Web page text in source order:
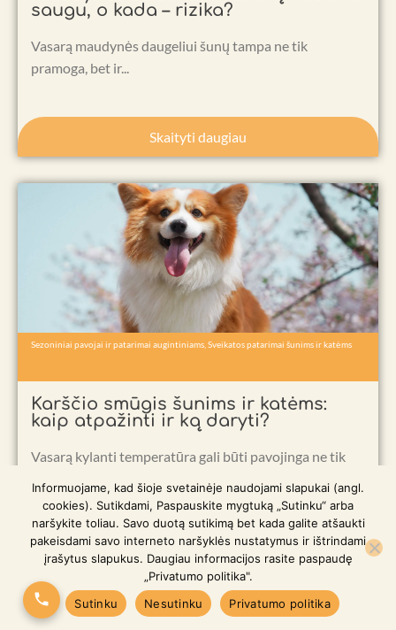
saugu, o kada – rizika?
Vasarą maudynės daugeliui šunų tampa ne tik
pramoga, bet ir...
Skaityti daugiau
Sezoniniai pavojai ir patarimai augintiniams Sveikatos patarimai šunims ir katėms
Karščio smūgis šunims ir katėms:
kaip atpažinti ir ką daryti?
Vasarą kylanti temperatūra gali būti pavojinga ne tik
Skaityti daugiau
Visi patarimai
Informuojame, kad šioje svetainėje naudojami slapukai (angl.
cookies). Sutikdami, Paspauskite mygtuką „Sutinku“ arba
naršykite toliau. Savo duotą sutikimą bet kada galite atšaukti
pakeisdami savo interneto naršyklės nustatymus ir ištrindami
įrašytus slapukus. Daugiau informacijos rasite paspaudę
„Privatumo politika".
Sutinku
Nesutinku Privatumo politika